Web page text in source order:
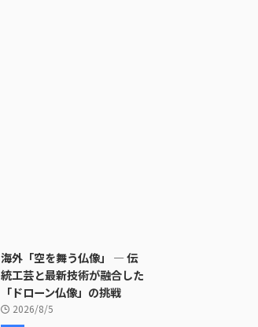
海外「空を舞う仏像」 ― 伝
統工芸と最新技術が融合した
「ドローン仏像」の挑戦
2026/8/5